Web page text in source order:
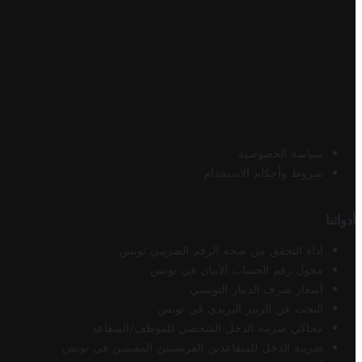
سياسة الخصوصية
شروط وأحكام الاستخدام
أدواتنا
أداة التحقق من صحة الرقم الضريبي تونس
محول رقم الحساب الآيبان في تونس
أسعار صرف الدينار التونسي
البحث عن الرمز البريدي في تونس
محاكي ضريبة الدخل الشخصي للموظف/المتقاعد
ضريبة الدخل للمتقاعدين الفرنسيين المقيمين في تونس